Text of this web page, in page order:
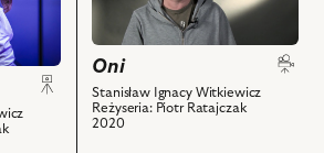
Videoblog
przed
premierą,
odc.
Oni
Stanisław Ignacy Witkiewicz
Reżyseria: Piotr Ratajczak
2020